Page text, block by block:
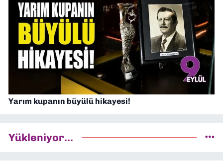
Yarım kupanın büyülü hikayesi!
Yükleniyor...